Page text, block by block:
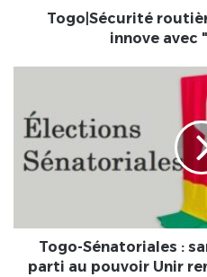
Togo|Sécurité
innove avec
sans
grande
surprise,
au
pouvoir
Unir
Togo-Sénatoriales :
parti au pouvoir Unir